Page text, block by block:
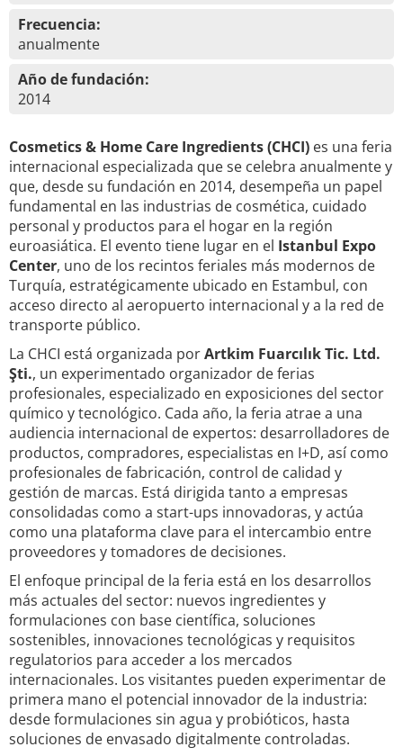
Frecuencia:
anualmente
Año de fundación:
2014
Cosmetics & Home Care Ingredients (CHCI) es una feria
internacional especializada que se celebra anualmente y
que, desde su fundación en 2014, desempeña un papel
fundamental en las industrias de cosmética, cuidado
personal y productos para el hogar en la región
euroasiática. El evento tiene lugar en el Istanbul Expo
Center, uno de los recintos feriales más modernos de
Turquía, estratégicamente ubicado en Estambul, con
acceso directo al aeropuerto internacional y a la red de
transporte público.
La CHCI está organizada porArtkim Fuarcılık Tic. Ltd.
Şti., un experimentado organizador de ferias
profesionales, especializado en exposiciones del sector
químico y tecnológico. Cada año, la feria atrae a una
audiencia internacional de expertos: desarrolladores de
productos, compradores, especialistas en I+D, así como
profesionales de fabricación, control de calidad y
gestión de marcas. Está dirigida tanto a empresas
consolidadas como a start-ups innovadoras, y actúa
como una plataforma clave para el intercambio entre
proveedores y tomadores de decisiones.
El enfoque principal de la feria está en los desarrollos
más actuales del sector: nuevos ingredientes y
formulaciones con base científica, soluciones
sostenibles, innovaciones tecnológicas y requisitos
regulatorios para acceder a los mercados
internacionales. Los visitantes pueden experimentar de
primera mano el potencial innovador de la industria:
desde formulaciones sin agua y probióticos, hasta
soluciones de envasado digitalmente controladas.